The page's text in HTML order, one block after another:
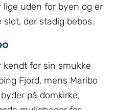
uden for byen og er
der stadig bebos.
kendt for sin smukke
Fjord, mens Maribo
på domkirke,